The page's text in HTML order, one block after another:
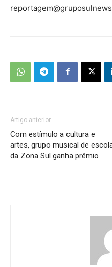
Artigo anterior
Com estímulo a cultura e
artes, grupo musical de
da Zona Sul ganha prêmio